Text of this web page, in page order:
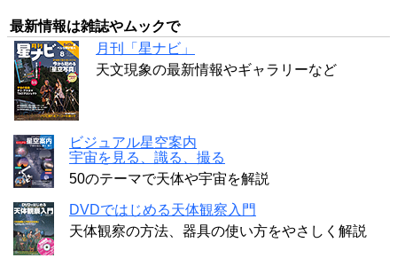
最新情報は雑誌やムックで
月刊「星ナビ」
天文現象の最新情報やギャラリーなど
ビジュアル星空案内
宇宙を見る、識る、撮る
50のテーマで天体や宇宙を解説
DVDではじめる天体観察入門
天体観察の方法、器具の使い方をやさしく解説